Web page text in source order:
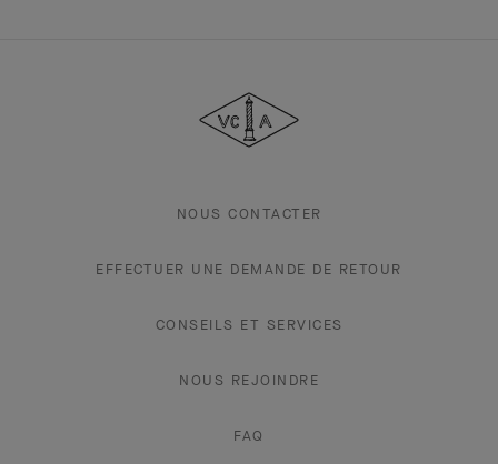
&
Arpels
NOUS CONTACTER
EFFECTUER UNE DEMANDE DE RETOUR
CONSEILS ET SERVICES
NOUS REJOINDRE
FAQ